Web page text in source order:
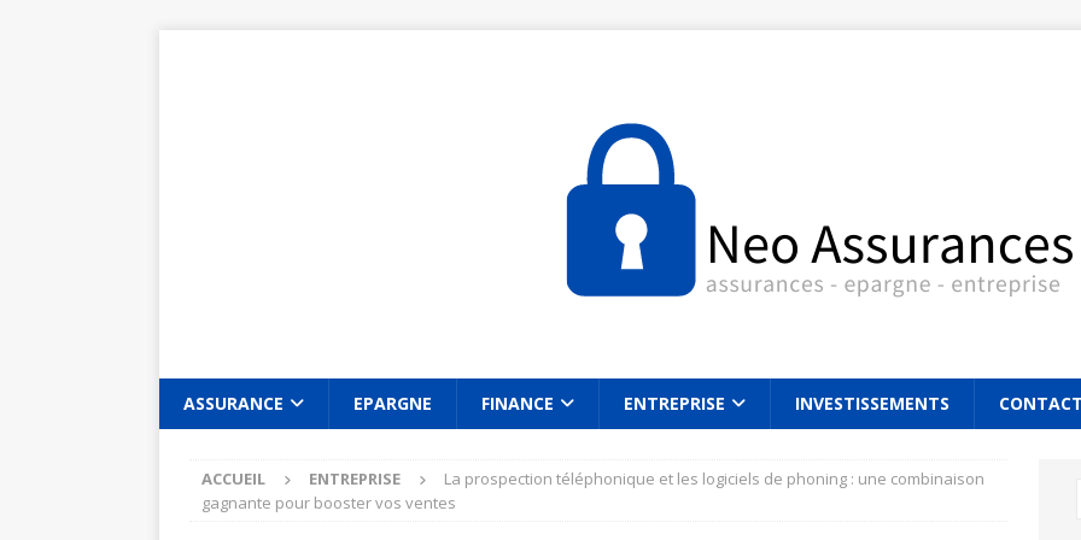
ASSURANCE EPARGNE FINANCE ENTREPRISE INVESTISSEMENTS
ACCUEIL ENTREPRISE
La prospection téléphonique et les logiciels de phoning : une combinaison
gagnante pour booster vos ventes